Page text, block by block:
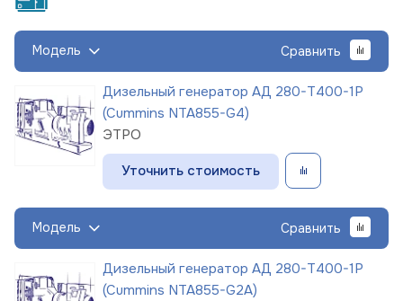
Модель Сравнить
Дизельный генератор АД 280-Т400-1Р
(Cummins NTA855-G4)
ЭТРО
Уточнить стоимость
Модель Сравнить
Дизельный генератор АД 280-Т400-1Р
(Cummins NTA855-G2A)